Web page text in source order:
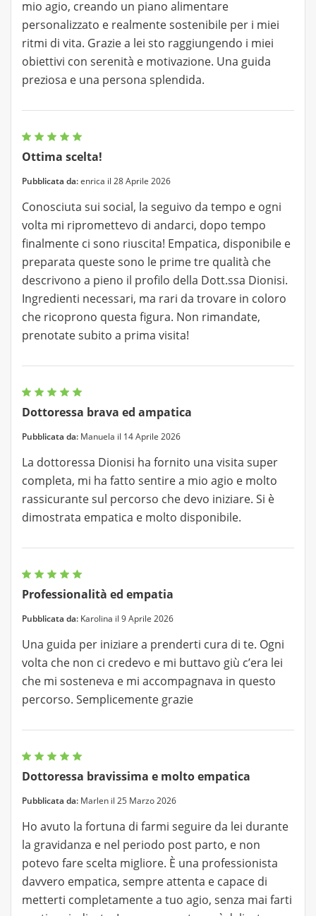
mio agio, creando un piano alimentare
personalizzato e realmente sostenibile per i miei
ritmi di vita. Grazie a lei sto raggiungendo i miei
obiettivi con serenità e motivazione. Una guida
preziosa e una persona splendida.
Ottima scelta!
Pubblicata da:enrica il 28 Aprile 2026
Conosciuta sui social, la seguivo da tempo e ogni
volta mi ripromettevo di andarci, dopo tempo
finalmente ci sono riuscita! Empatica, disponibile e
preparata queste sono le prime tre qualità che
descrivono a pieno il profilo della Dott.ssa Dionisi.
Ingredienti necessari, ma rari da trovare in coloro
che ricoprono questa figura. Non rimandate,
prenotate subito a prima visita!
Dottoressa brava ed ampatica
Pubblicata da: Manuela il 14 Aprile 2026
La dottoressa Dionisi ha fornito una visita super
completa, mi ha fatto sentire a mio agio e molto
rassicurante sul percorso che devo iniziare. Si è
dimostrata empatica e molto disponibile.
Professionalità ed empatia
Pubblicata da: Karolina il 9 Aprile 2026
Una guida per iniziare a prenderti cura di te. Ogni
volta che non ci credevo e mi buttavo giù c’era lei
che mi sosteneva e mi accompagnava in questo
percorso. Semplicemente grazie
Dottoressa bravissima e molto empatica
Pubblicata da: Marlen il 25 Marzo 2026
Ho avuto la fortuna di farmi seguire da lei durante
la gravidanza e nel periodo post parto, e non
potevo fare scelta migliore. È una professionista
davvero empatica, sempre attenta e capace di
metterti completamente a tuo agio, senza mai farti